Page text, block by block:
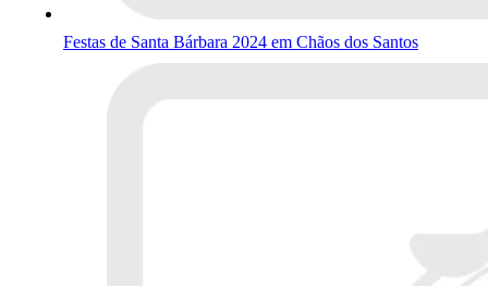
Festas de Santa Bárbara 2024 em Chãos dos Santos